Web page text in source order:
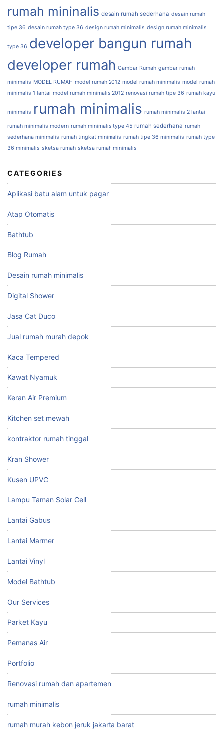
rumah mininalis desain rumah sederhana desain rumah
tipe 36 desain rumah type 36 design rumah minimalis design rumah minimalis
type 36 developer bangun rumah
developer rumah Gambar Rumah gambar rumah
minimalis MODEL RUMAH model rumah 2012 model rumah minimalis model rumah
minimalis 1 lantai model rumah minimalis 2012 renovasi rumah tipe 36 rumah kayu
minimalis rumah minimalis rumah minimalis 2 lantai
rumah minimalis modern rumah minimalis type 45 rumah sederhana rumah
sederhana minimalis rumah tingkat minimalis rumah tipe 36 minimalis rumah type
36 minimalis sketsa rumah sketsa rumah minimalis
CATEGORIES
Aplikasi batu alam untuk pagar
Atap Otomatis
Bathtub
Blog Rumah
Desain rumah minimalis
Digital Shower
Jasa Cat Duco
Jual rumah murah depok
Kaca Tempered
Kawat Nyamuk
Keran Air Premium
Kitchen set mewah
kontraktor rumah tinggal
Kran Shower
Kusen UPVC
Lampu Taman Solar Cell
Lantai Gabus
Lantai Marmer
Lantai Vinyl
Model Bathtub
Our Services
Parket Kayu
Pemanas Air
Portfolio
Renovasi rumah dan apartemen
rumah minimalis
rumah murah kebon jeruk jakarta barat